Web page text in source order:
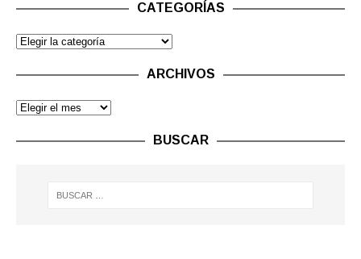
CATEGORÍAS
ARCHIVOS
BUSCAR